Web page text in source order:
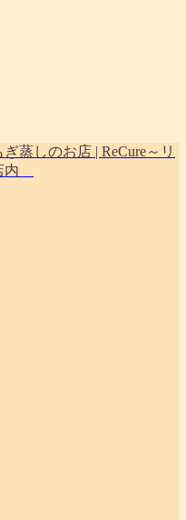
蒸しのお店 | ReCure～リ
内